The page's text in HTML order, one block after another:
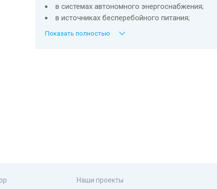
в системах автономного энергоснабжения;
в источниках бесперебойного питания;
Аккумулятор Challenger имеет герметичную
Конструкция корпуса позволяет
Показать полностью
Наши проекты